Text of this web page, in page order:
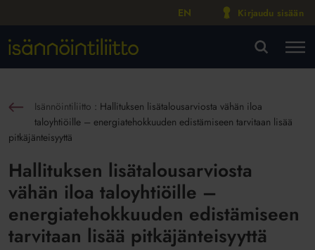
EN Kirjaudu sisään
Isännöintiliitto : Hallituksen lisätalousarviosta vähän iloa
taloyhtiöille – energiatehokkuuden edistämiseen tarvitaan lisää
pitkäjänteisyyttä
Hallituksen lisätalousarviosta
vähän iloa taloyhtiöille –
energiatehokkuuden edistämiseen
tarvitaan lisää pitkäjänteisyyttä